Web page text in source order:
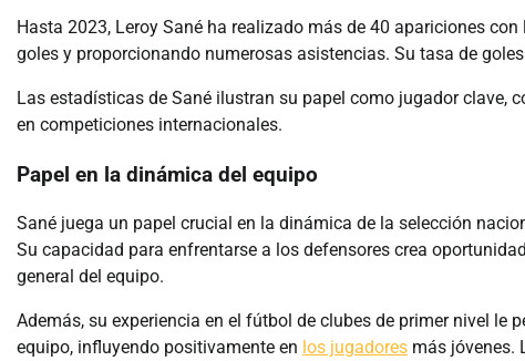
Hasta 2023, Leroy Sané ha realizado más de 40 apariciones
goles y proporcionando numerosas asistencias. Su tasa de
Las estadísticas de Sané ilustran su papel como jugador clave,
en competiciones internacionales.
Papel en la dinámica del equipo
Sané juega un papel crucial en la dinámica de la selección
Su capacidad para enfrentarse a los defensores crea
general del equipo.
Además, su experiencia en el fútbol de clubes de primer nivel
equipo, influyendo positivamente en los jugadores más jóvenes.